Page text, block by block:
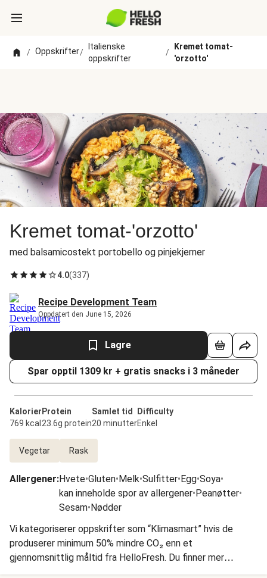
/ Oppskrifter/
Italienske
oppskrifter
/
Kremet tomat-
'orzotto'
Kremet tomat-'orzotto'
med balsamicostekt portobello og pinjekjerner
4.0(337)
Recipe Development Team
Oppdatert den June 15, 2026
Lagre
Spar opptil 1309 kr + gratis snacks i 3 måneder
Kalorier
769 kcal
Protein
23.6g protein
Samlet tid
20 minutter
Difficulty
Enkel
Vegetar Rask
Allergener:Hvete•Gluten•Melk•Sulfitter•Egg•Soya•
kan inneholde spor av allergener•Peanøtter•
Sesam•Nødder
Vi kategoriserer oppskrifter som “Klimasmart” hvis de
produserer minimum 50% mindre CO₂ enn et
gjennomsnittlig måltid fra HelloFresh. Du finner mer
informasjon i vårt Hjelpesenter. Orzotto er en italiensk rett